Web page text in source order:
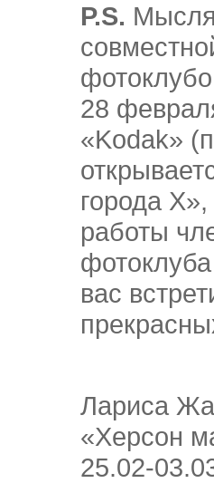
P.S.
28
«Kodak»
города
работы
вас
Лариса
«Херсон
25.02-